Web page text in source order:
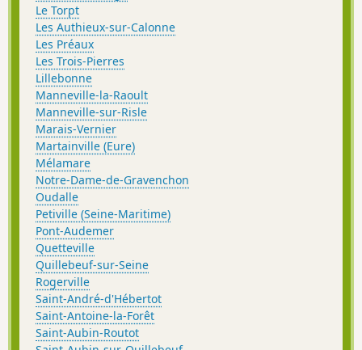
Le Torpt
Les Authieux-sur-Calonne
Les Préaux
Les Trois-Pierres
Lillebonne
Manneville-la-Raoult
Manneville-sur-Risle
Marais-Vernier
Martainville (Eure)
Mélamare
Notre-Dame-de-Gravenchon
Oudalle
Petiville (Seine-Maritime)
Pont-Audemer
Quetteville
Quillebeuf-sur-Seine
Rogerville
Saint-André-d'Hébertot
Saint-Antoine-la-Forêt
Saint-Aubin-Routot